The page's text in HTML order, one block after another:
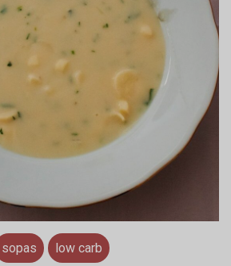
sopas
low carb